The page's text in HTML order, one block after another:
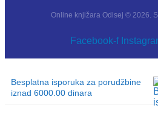
Online knjižara Odisej © 2026.
Facebook-f
Besplatna isporuka za porudžbine
iznad 6000.00 dinara